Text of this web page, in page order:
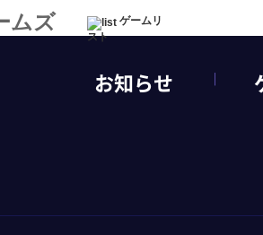
ゲームリ
スト
お知らせ